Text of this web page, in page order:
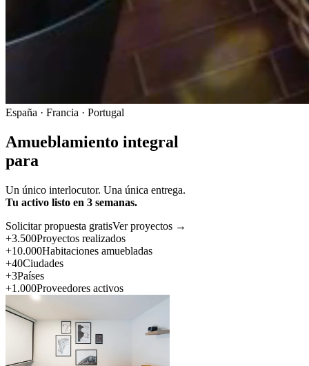
España · Francia · Portugal
Amueblamiento integral
para
Un único interlocutor. Una única entrega.
Tu activo listo en 3 semanas.
Solicitar propuesta gratisVer proyectos →
+3.500Proyectos realizados
+10.000Habitaciones amuebladas
+40Ciudades
+3Países
+1.000Proveedores activos